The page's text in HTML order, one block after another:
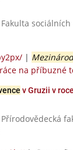
|
na příbuzné
v Gruzii v